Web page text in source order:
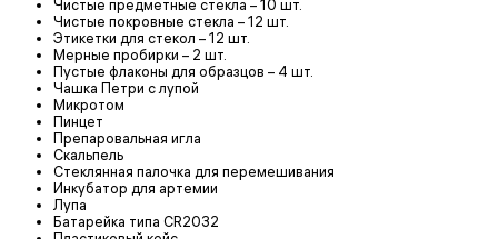
Чистые предметные стекла – 10 шт.
Чистые покровные стекла – 12 шт.
Этикетки для стекол – 12 шт.
Мерные пробирки – 2 шт.
Пустые флаконы для образцов – 4 шт.
Чашка Петри с лупой
Микротом
Пинцет
Препаровальная игла
Скальпель
Стеклянная палочка для перемешивания
Инкубатор для артемии
Лупа
Батарейка типа CR2032